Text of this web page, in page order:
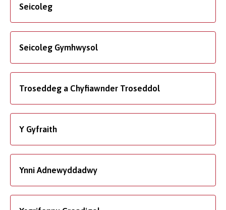
Seicoleg
Seicoleg Gymhwysol
Troseddeg a Chyfiawnder Troseddol
Y Gyfraith
Ynni Adnewyddadwy